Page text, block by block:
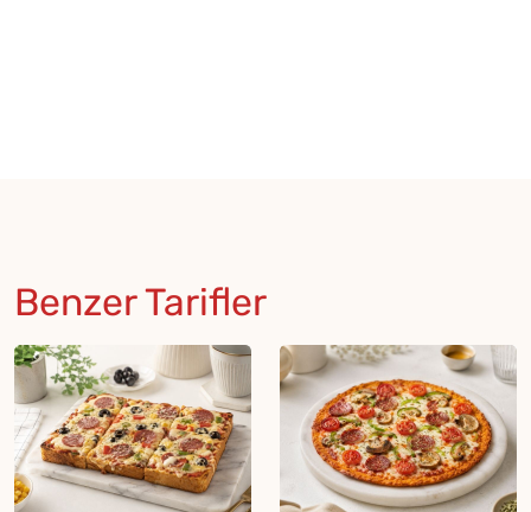
Benzer Tarifler